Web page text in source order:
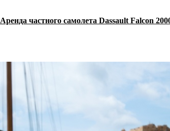
Аренда частного самолета Dassault Falcon